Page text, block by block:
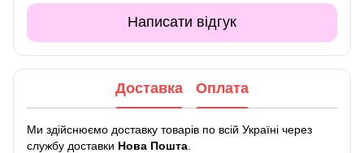
Написати відгук
Доставка Оплата
Ми здійснюємо доставку товарів по всій Україні через
службу доставки Нова Пошта